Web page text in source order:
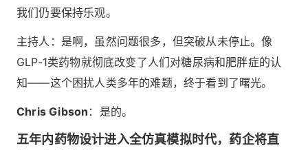
我们仍要保持乐观。
主持人：是啊，虽然问题很多，但突破从未停止。像
GLP-1类药物就彻底改变了人们对糖尿病和肥胖症的认
知——这个困扰人类多年的难题，终于看到了曙光。
Chris Gibson ：是的。
五年内药物设计进入全仿真模拟时代，药企将直